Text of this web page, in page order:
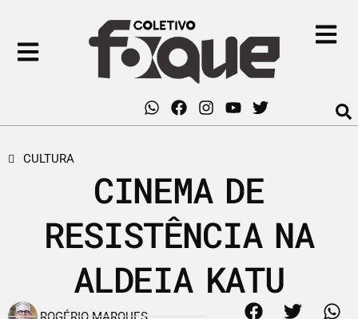
CULTURA
CINEMA DE
RESISTÊNCIA NA
ALDEIA KATU